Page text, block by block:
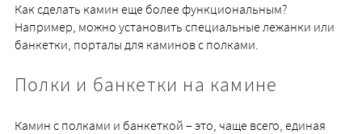
Как сделать камин еще более функциональным?
Например, можно установить специальные лежанки или
банкетки, порталы для каминов с полками.
Полки и банкетки на камине
Камин с полками и банкеткой – это, чаще всего, единая